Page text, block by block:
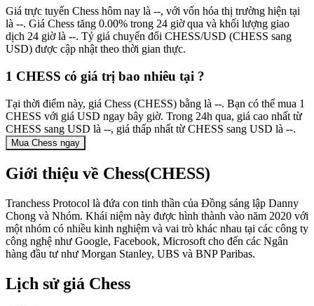
Giá trực tuyến Chess hôm nay là --, với vốn hóa thị trường hiện tại
là --. Giá Chess tăng 0.00% trong 24 giờ qua và khối lượng giao
dịch 24 giờ là --. Tỷ giá chuyển đổi CHESS/USD (CHESS sang
USD) được cập nhật theo thời gian thực.
1 CHESS có giá trị bao nhiêu tại ?
Tại thời điểm này, giá Chess (CHESS) bằng là --. Bạn có thể mua 1
CHESS với giá USD ngay bây giờ. Trong 24h qua, giá cao nhất từ
CHESS sang USD là --, giá thấp nhất từ CHESS sang USD là --.
Mua Chess ngay
Giới thiệu về Chess(CHESS)
Tranchess Protocol là đứa con tinh thần của Đồng sáng lập Danny
Chong và Nhóm. Khái niệm này được hình thành vào năm 2020 với
một nhóm có nhiều kinh nghiệm và vai trò khác nhau tại các công ty
công nghệ như Google, Facebook, Microsoft cho đến các Ngân
hàng đầu tư như Morgan Stanley, UBS và BNP Paribas.
Lịch sử giá Chess